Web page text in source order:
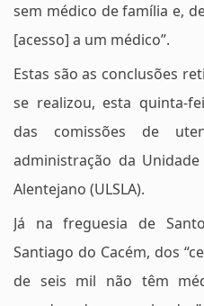
sem médico de família e,
[acesso] a um médico”.
Estas são as conclusões
se realizou, esta quinta-
das comissões de
administração da
Alentejano (ULSLA).
Já na freguesia de
Santiago do Cacém, dos
de seis mil não têm